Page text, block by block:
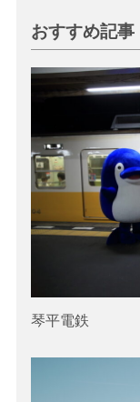
おすすめ記事
琴平電鉄